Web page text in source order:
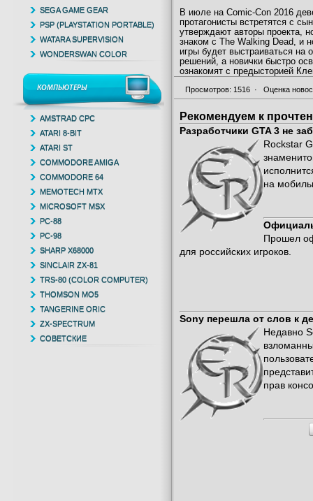
В июле на Comic-Con 2016
протагонисты встретятся с
утверждают авторы проекта,
знаком с The Walking Dead, и
игры будет выстраиваться на
решений, а новички быстро
ознакомят с предысторией
Просмотров: 1516 · Оценка
Рекомендуем к
Разработчики GTA 3 не
Rockstar
на
Прошел
для российских игроков.
Sony перешла от слов к
Недавно
прав
SEGA GAME GEAR
PSP (PLAYSTATION PORTABLE)
WATARA SUPERVISION
WONDERSWAN COLOR
КОМПЬЮТЕРЫ
AMSTRAD CPC
ATARI 8-BIT
ATARI ST
COMMODORE AMIGA
COMMODORE 64
MEMOTECH MTX
MICROSOFT MSX
PC-88
PC-98
SHARP X68000
SINCLAIR ZX-81
TRS-80 (COLOR COMPUTER)
THOMSON MO5
TANGERINE ORIC
ZX-SPECTRUM
СОВЕТСКИЕ